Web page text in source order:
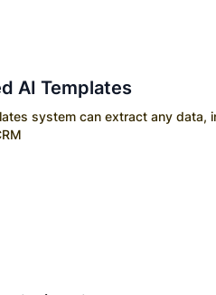
AI Templates
system can extract any data,